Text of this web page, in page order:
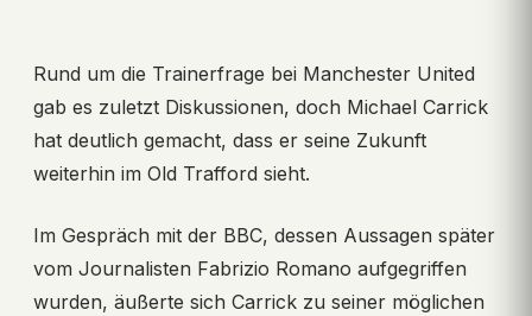
Rund um die Trainerfrage bei Manchester United
gab es zuletzt Diskussionen, doch Michael Carrick
hat deutlich gemacht, dass er seine Zukunft
weiterhin im Old Trafford sieht.
Im Gespräch mit der BBC, dessen Aussagen später
vom Journalisten Fabrizio Romano aufgegriffen
wurden, äußerte sich Carrick zu seiner möglichen